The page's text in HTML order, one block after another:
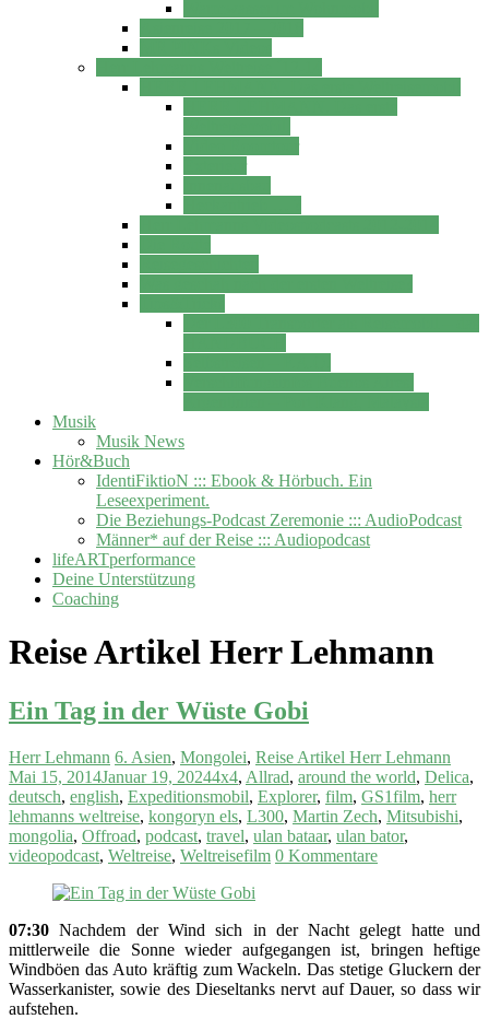
Musik
Musik News
Hör&Buch
IdentiFiktioN ::: Ebook & Hörbuch. Ein
Leseexperiment.
Die Beziehungs-Podcast Zeremonie ::: AudioPodcast
Männer* auf der Reise ::: Audiopodcast
lifeARTperformance
Deine Unterstützung
Coaching
Reise Artikel Herr Lehmann
Ein Tag in der Wüste Gobi
Herr Lehmann 6. Asien, Mongolei, Reise Artikel Herr Lehmann
Mai 15, 2014Januar 19, 20244x4, Allrad, around the world, Delica,
deutsch, english, Expeditionsmobil, Explorer, film, GS1film, herr
lehmanns weltreise, kongoryn els, L300, Martin Zech, Mitsubishi,
mongolia, Offroad, podcast, travel, ulan bataar, ulan bator,
videopodcast, Weltreise, Weltreisefilm 0 Kommentare
07:30 Nachdem der Wind sich in der Nacht gelegt hatte und
mittlerweile die Sonne wieder aufgegangen ist, bringen heftige
Windböen das Auto kräftig zum Wackeln. Das stetige Gluckern der
Wasserkanister, sowie des Dieseltanks nervt auf Dauer, so dass wir
aufstehen.